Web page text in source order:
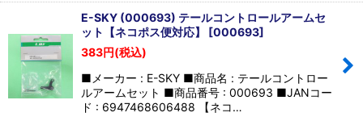
E-SKY (000693) テールコントロールアームセ
ット【ネコポス便対応】 [000693]
383円(税込)
■メーカー : E-SKY ■商品名 : テールコントロー
ルアームセット ■商品番号 : 000693 ■JANコー
ド : 6947468606488 【ネコ…